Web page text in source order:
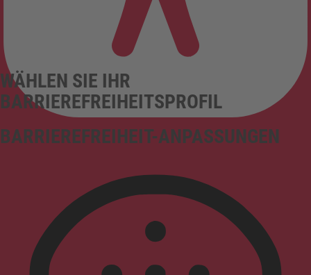
BARRIEREFREIHEIT-ANPASSUNGEN
WÄHLEN SIE IHR
BARRIEREFREIHEITSPROFIL